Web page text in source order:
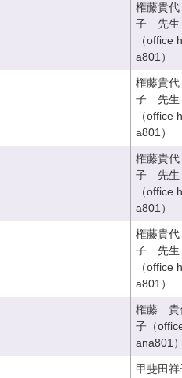
権藤貴代
子 先生
（office
a801）
権藤貴代
子 先生
（office
a801）
権藤貴代
子 先生
（office
a801）
権藤貴代
子 先生
（office
a801）
権藤 貴
子（
ana801）
甲斐田祥